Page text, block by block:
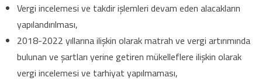
Vergi incelemesi ve takdir işlemleri devam eden alacakların
yapılandırılması,
2018-2022 yıllarına ilişkin olarak matrah ve vergi artırımında
bulunan ve şartları yerine getiren mükelleflere ilişkin olarak
vergi incelemesi ve tarhiyat yapılmaması,